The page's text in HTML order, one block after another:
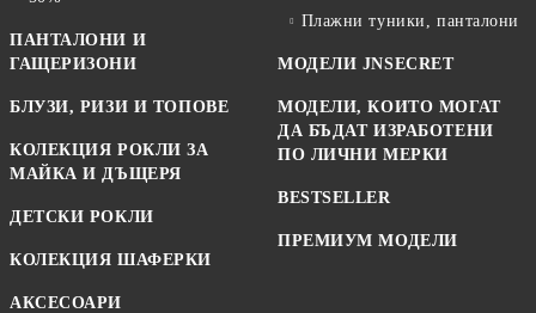
ПАНТАЛОНИ И
ГАЩЕРИЗОНИ
БЛУЗИ, РИЗИ И ТОПОВЕ
КОЛЕКЦИЯ РОКЛИ ЗА
МАЙКА И ДЪЩЕРЯ
ДЕТСКИ РОКЛИ
КОЛЕКЦИЯ ШАФЕРКИ
АКСЕСОАРИ
Плажни туники, панталони
МОДЕЛИ JNSECRET
МОДЕЛИ, КОИТО МОГАТ
ДА БЪДАТ ИЗРАБОТЕНИ
ПО ЛИЧНИ МЕРКИ
BESTSELLER
ПРЕМИУМ МОДЕЛИ